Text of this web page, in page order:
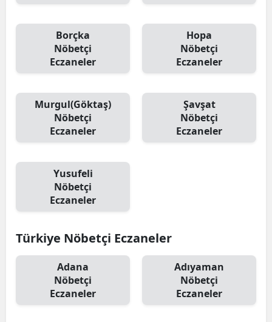
Borçka
Nöbetçi
Eczaneler
Hopa
Nöbetçi
Eczaneler
Murgul(Göktaş)
Nöbetçi
Eczaneler
Şavşat
Nöbetçi
Eczaneler
Yusufeli
Nöbetçi
Eczaneler
Türkiye Nöbetçi Eczaneler
Adana
Nöbetçi
Eczaneler
Adıyaman
Nöbetçi
Eczaneler